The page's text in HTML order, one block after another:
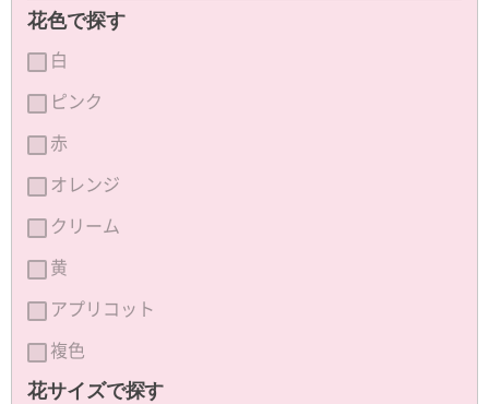
花色で探す
白
ピンク
赤
オレンジ
クリーム
黄
アプリコット
複色
花サイズで探す